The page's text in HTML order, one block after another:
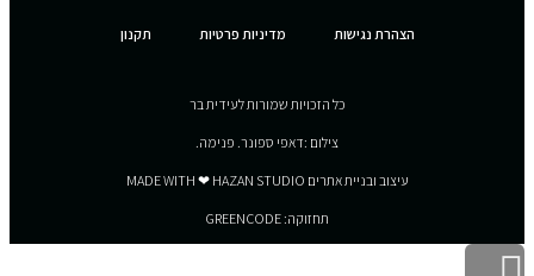
הצהרת נגישות מדיניות פרטיות תקנון
כל הזכויות שמורות לעידית בר
צילום :דאפי ספונר. פנימה.
עיצוב ובניית אתרים MADE WITH ❤ HAZAN STUDIO
תחזוקה: GREENCODE